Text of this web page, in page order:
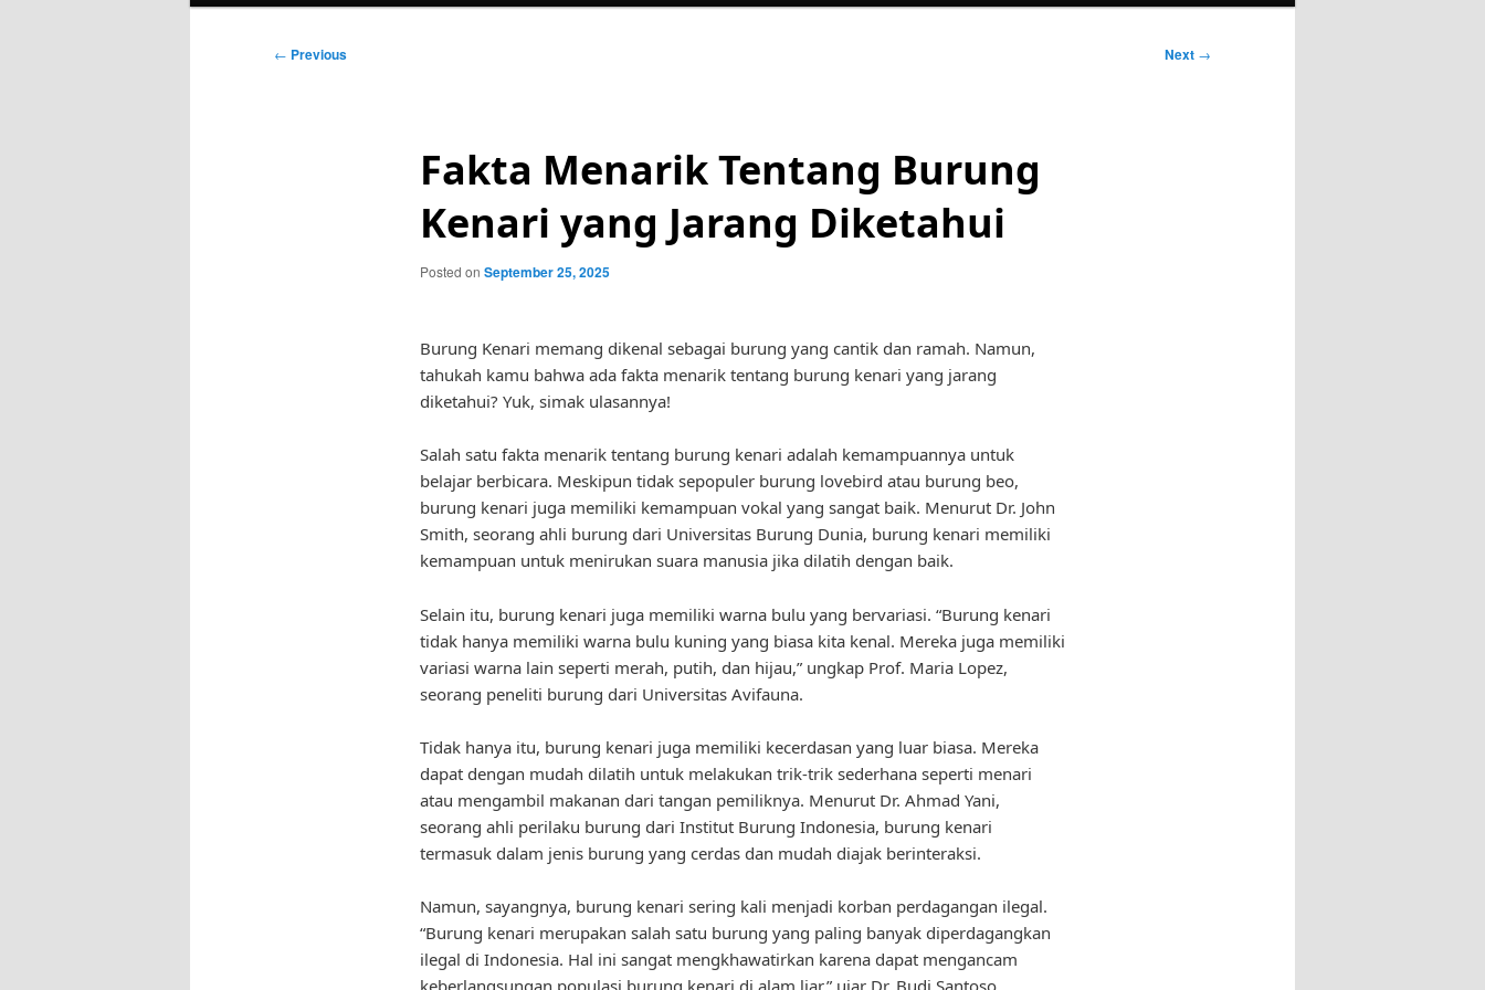
Post
← Previous Next →
Fakta Menarik Tentang Burung
Kenari yang Jarang Diketahui
Posted on September 25, 2025
Burung Kenari memang dikenal sebagai burung yang cantik dan ramah. Namun,
tahukah kamu bahwa ada fakta menarik tentang burung kenari yang jarang
diketahui? Yuk, simak ulasannya!
Salah satu fakta menarik tentang burung kenari adalah kemampuannya untuk
belajar berbicara. Meskipun tidak sepopuler burung lovebird atau burung beo,
burung kenari juga memiliki kemampuan vokal yang sangat baik. Menurut Dr. John
Smith, seorang ahli burung dari Universitas Burung Dunia, burung kenari memiliki
kemampuan untuk menirukan suara manusia jika dilatih dengan baik.
Selain itu, burung kenari juga memiliki warna bulu yang bervariasi. “Burung kenari
tidak hanya memiliki warna bulu kuning yang biasa kita kenal. Mereka juga memiliki
variasi warna lain seperti merah, putih, dan hijau,” ungkap Prof. Maria Lopez,
seorang peneliti burung dari Universitas Avifauna.
Tidak hanya itu, burung kenari juga memiliki kecerdasan yang luar biasa. Mereka
dapat dengan mudah dilatih untuk melakukan trik-trik sederhana seperti menari
atau mengambil makanan dari tangan pemiliknya. Menurut Dr. Ahmad Yani,
seorang ahli perilaku burung dari Institut Burung Indonesia, burung kenari
termasuk dalam jenis burung yang cerdas dan mudah diajak berinteraksi.
Namun, sayangnya, burung kenari sering kali menjadi korban perdagangan ilegal.
“Burung kenari merupakan salah satu burung yang paling banyak diperdagangkan
ilegal di Indonesia. Hal ini sangat mengkhawatirkan karena dapat mengancam